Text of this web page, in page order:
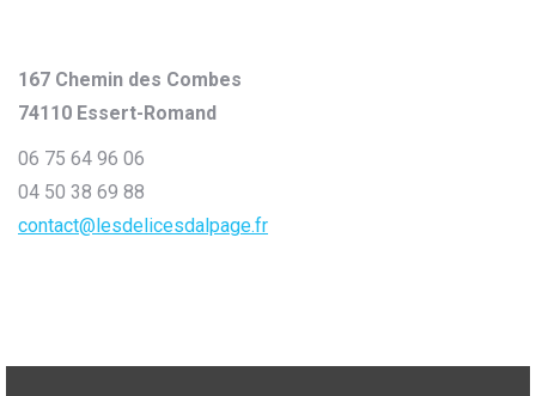
167 Chemin des Combes
74110 Essert-Romand
06 75 64 96 06
04 50 38 69 88
contact@lesdelicesdalpage.fr